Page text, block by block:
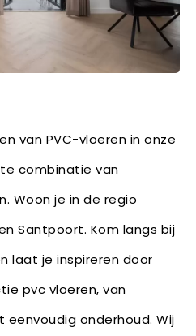
van PVC-vloeren in onze
combinatie van
Woon je in de regio
Santpoort. Kom langs bij
laat je inspireren door
pvc vloeren, van
onderhoud. Wij